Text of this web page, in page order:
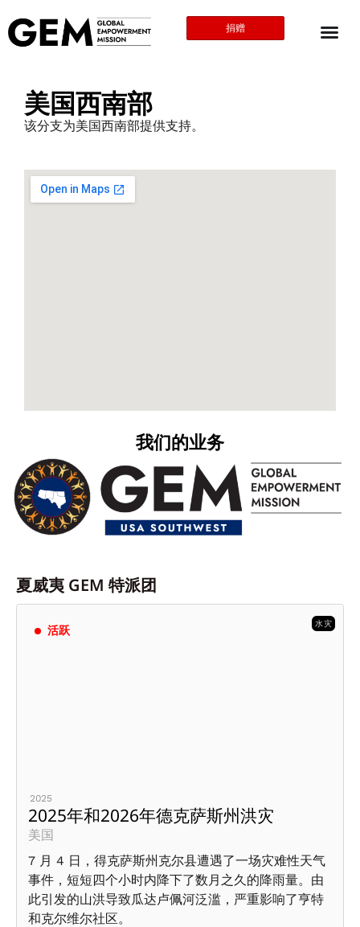
捐赠
美国西南部
该分支为美国西南部提供支持。
我们的业务
夏威夷 GEM 特派团
活跃
水灾
2025
2025年和2026年德克萨斯州洪灾
美国
7 月 4 日，得克萨斯州克尔县遭遇了一场灾难性天气
事件，短短四个小时内降下了数月之久的降雨量。由
此引发的山洪导致瓜达卢佩河泛滥，严重影响了亨特
和克尔维尔社区。